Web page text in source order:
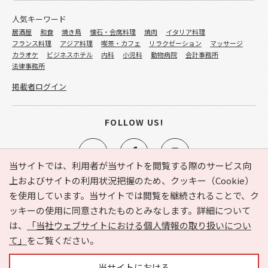
当サイトでは、利用者が当サイトを閲覧する際のサービス向
上およびサイトの利用状況把握のため、クッキー（Cookie）
を使用しています。当サイトでは閲覧を継続されることで、ク
ッキーの使用に同意されたものとみなします。詳細について
は、
「当社ウェブサイトにおける個人情報の取り扱いについ
て」 をご覧ください。
e-NAVITA（イーナビタ）とは？ お気に入り
ヘルプ
利用規約
個人情報の取り扱いについて
運営会社
サイトマップ
広告掲載に関するお問い合わせ
人気キーワード
居酒屋 和食 焼き鳥 懐石・会席料理 焼肉
イタリア料理
フランス料理
アジア料理 喫茶・カフェ リラクゼーション
マッサージ
カラオケ
ビジネスホテル 内科 小児科 動物病院
会計事務所
法律事務所
掲載者ログイン
FOLLOW US!